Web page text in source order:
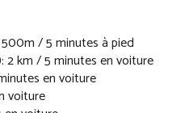
/ 5 minutes à pied
2 km / 5 minutes en voiture
en voiture
voiture